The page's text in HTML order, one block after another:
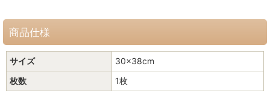
商品仕様
サイズ
30×38cm
枚数
1枚